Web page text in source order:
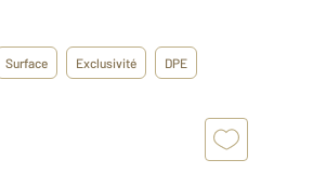
Surface Exclusivité DPE